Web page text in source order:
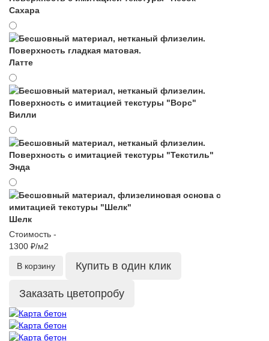
Сахара
Латте
Вилли
Энда
Шелк
Стоимость -
1300 ₽/м2
В корзину Купить в один клик
Заказать цветопробу